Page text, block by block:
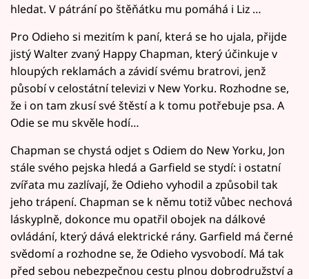
hledat. V pátrání po štěňátku mu pomáhá i Liz …
Pro Odieho si mezitím k paní, která se ho ujala, přijde
jistý Walter zvaný Happy Chapman, který účinkuje v
hloupých reklamách a závidí svému bratrovi, jenž
působí v celostátní televizi v New Yorku. Rozhodne se,
že i on tam zkusí své štěstí a k tomu potřebuje psa. A
Odie se mu skvěle hodí…
Chapman se chystá odjet s Odiem do New Yorku, Jon
stále svého pejska hledá a Garfield se stydí: i ostatní
zvířata mu zazlívají, že Odieho vyhodil a způsobil tak
jeho trápení. Chapman se k němu totiž vůbec nechová
láskyplně, dokonce mu opatřil obojek na dálkové
ovládání, který dává elektrické rány. Garfield má černé
svědomí a rozhodne se, že Odieho vysvobodí. Má tak
před sebou nebezpečnou cestu plnou dobrodružství a